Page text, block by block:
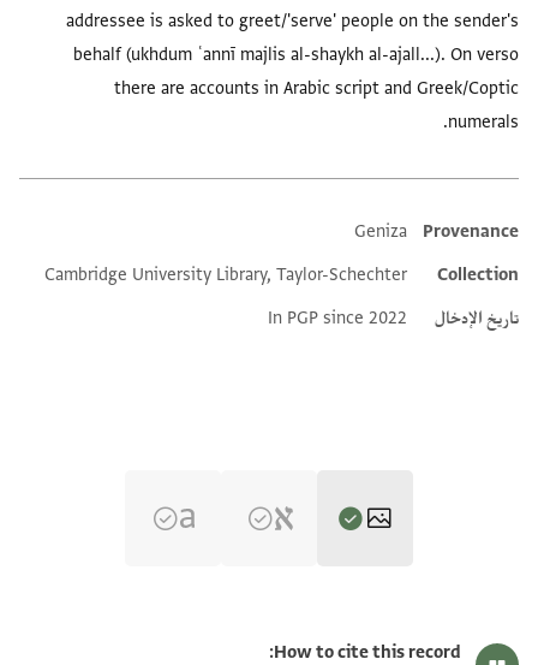
addressee is asked to greet/'serve' people on the sender's
behalf (ukhdum ʿannī majlis al-shaykh al-ajall...). On verso
there are accounts in Arabic script and Greek/Coptic
numerals.
Additional metadata
Provenance
Geniza
Collection
Cambridge University Library, Taylor-Schechter
تاريخ الإدخال
In PGP since 2022
How to cite this record: